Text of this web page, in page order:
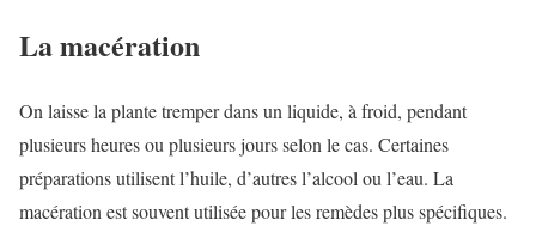
La macération
On laisse la plante tremper dans un liquide, à froid, pendant
plusieurs heures ou plusieurs jours selon le cas. Certaines
préparations utilisent l’huile, d’autres l’alcool ou l’eau. La
macération est souvent utilisée pour les remèdes plus spécifiques.